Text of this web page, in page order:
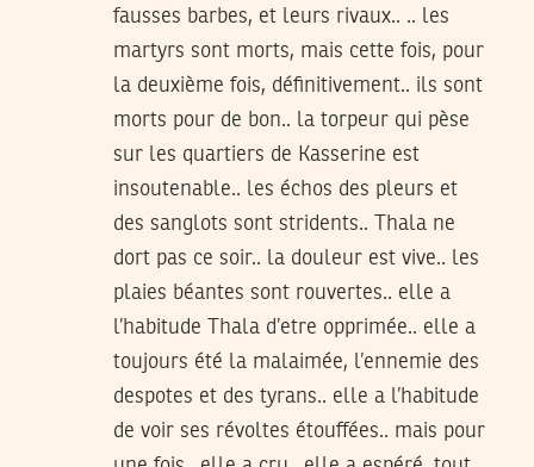
fausses barbes, et leurs rivaux.. .. les
martyrs sont morts, mais cette fois, pour
la deuxième fois, définitivement.. ils sont
morts pour de bon.. la torpeur qui pèse
sur les quartiers de Kasserine est
insoutenable.. les échos des pleurs et
des sanglots sont stridents.. Thala ne
dort pas ce soir.. la douleur est vive.. les
plaies béantes sont rouvertes.. elle a
l’habitude Thala d’etre opprimée.. elle a
toujours été la malaimée, l’ennemie des
despotes et des tyrans.. elle a l’habitude
de voir ses révoltes étouffées.. mais pour